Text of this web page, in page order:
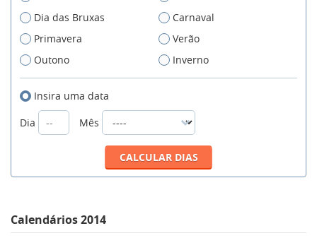
Dia das Bruxas
Carnaval
Primavera
Verão
Outono
Inverno
Insira uma data
Dia
Mês
Calendários 2014